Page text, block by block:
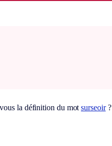
la définition du motsurseoir?